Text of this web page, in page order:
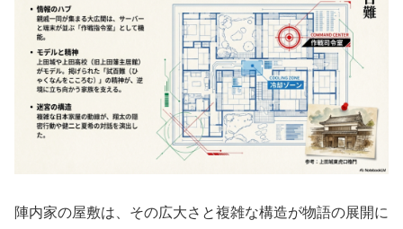
陣内家の屋敷は、その広大さと複雑な構造が物語の展開に